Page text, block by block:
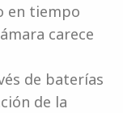
en tiempo
carece
de baterías
de la